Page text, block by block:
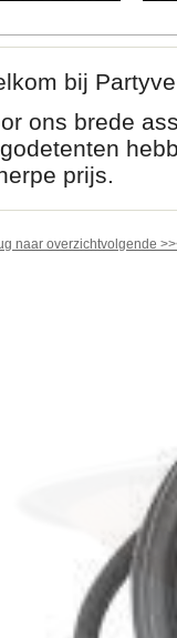
bij
ons brede
prijs.
naar overzichtvolgende >>